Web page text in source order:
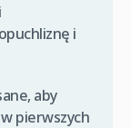
i
aby
pierwszych